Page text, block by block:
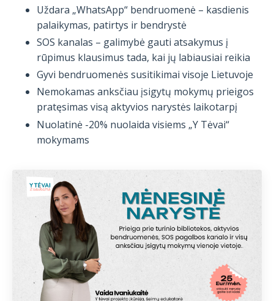
Uždara „WhatsApp“ bendruomenė – kasdienis
palaikymas, patirtys ir bendrystė
SOS kanalas – galimybė gauti atsakymus į
rūpimus klausimus tada, kai jų labiausiai reikia
Gyvi bendruomenės susitikimai visoje Lietuvoje
Nemokamas anksčiau įsigytų mokymų prieigos
pratęsimas visą aktyvios narystės laikotarpį
Nuolatinė -20% nuolaida visiems „Y Tėvai“
mokymams